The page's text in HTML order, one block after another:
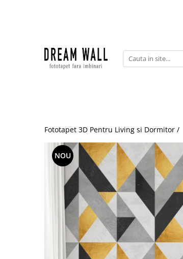
Fototapet 3DFototapet 3D Pentru Living si Dormitor /
NOU